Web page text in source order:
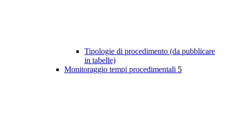
Tipologie di procedimento (da pubblicare
in tabelle)
Monitoraggio tempi procedimentali 5